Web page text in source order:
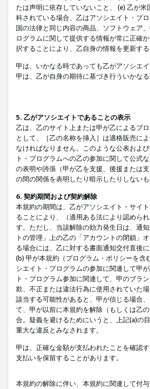
たは声明に依存していないこと、 (e) 乙が
科されている場合、乙はアソシエイト・プ
国の法律と同じ内容の商品、ソフトウェア
ログラムに関して提供する情報が常に正確
択することにより、乙自身の情報を更新する
甲は、いかなる時であっても乙がアソシエ
甲は、乙が自身の期待に基づき行ういかな
5. 乙がアソシエイトであることの表示
乙は、乙のサイト上または甲が乙によるプ
として、［乙の名称を挿入］は適格販売に
なければなりません。このような公表およ
ト・プログラムへの乙の参加に関して公式
の表明や誇張（甲が乙を支援、後援または
の間の関係を表明したり暗示したりしないも
6. 契約期間および契約解除
本規約の期間は、乙がアソシエイト・サイ
ることにより、（適用ある法により認めら
す。ただし、当該解除の効力発生日は、通
トの管理」上の乙の「アカウントの閉鎖」
る場合には、乙に対する書面通知交付直後
(b) 甲が本規約（プログラム・ポリシーを
シエイト・プログラムの参加に関連して甲
ト・プログラム参加に関連して、甲のブラ
欺、不正または違法行為に使用されていた
該当する可能性があると、甲が信じる場合
て、甲が以前に本規約を解除（もしくは乙
合。疑義を避けるためにいうと、上記(a)の
重大な違反とみなされます。
甲は、正確な金額が支払われたことを確認
支払いを保留することがあります。
本規約の解除に伴い、本規約に関連して付